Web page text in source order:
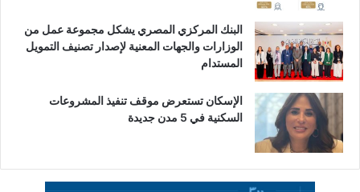
البنك المركزي المصري يشكل مجموعة عمل من
الوزارات والجهات المعنية لإصدار تصنيف التمويل
المستدام
الإسكان تستعرض موقف تنفيذ المشروعات
السكنية في 5 مدن جديدة